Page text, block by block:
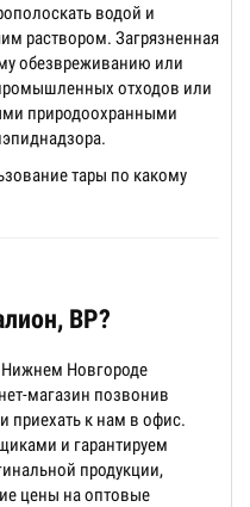
водой и
раствором. Загрязненная
обезвреживанию или
отходов или
природоохранными
тары по какому
ВР?
Нижнем Новгороде
магазин позвонив
приехать к нам в офис.
и гарантируем
продукции,
цены на оптовые